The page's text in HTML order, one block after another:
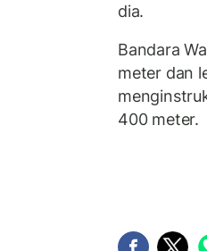
dia.
Bandara
meter dan
400 meter.